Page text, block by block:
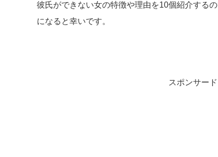
彼氏ができない女の特徴や理由を10個紹介する
になると幸いです。
スポンサー